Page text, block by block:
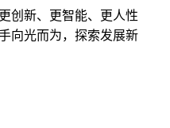
创新、更智能、更人性
向光而为，探索发展新